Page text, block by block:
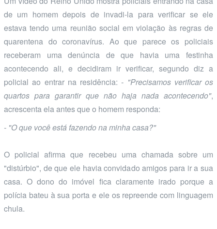
de um homem depois de invadi-la para verificar se ele
estava tendo uma reunião social em violação às regras de
quarentena do coronavírus. Ao que parece os policiais
receberam uma denúncia de que havia uma festinha
acontecendo ali, e decidiram ir verificar, segundo diz a
policial ao entrar na residência: - "Precisamos verificar os
quartos para garantir que não haja nada acontecendo",
acrescenta ela antes que o homem responda:
- "O que você está fazendo na minha casa?"
O policial afirma que recebeu uma chamada sobre um
"distúrbio", de que ele havia convidado amigos para ir a sua
casa. O dono do imóvel fica claramente irado porque a
polícia bateu à sua porta e ele os repreende com linguagem
chula.